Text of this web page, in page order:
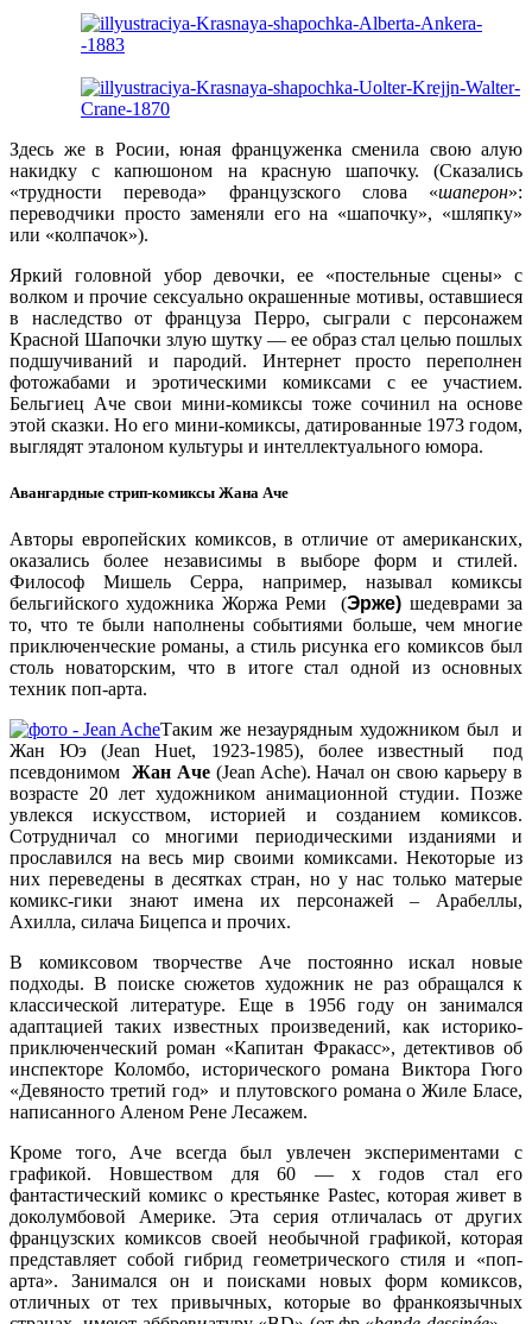
Здесь же в Росии, юная француженка сменила свою алую
накидку с капюшоном на красную шапочку. (Сказались
«трудности перевода» французского слова «шаперон»:
переводчики просто заменяли его на «шапочку», «шляпку»
или «колпачок»).
Яркий головной убор девочки, ее «постельные сцены» с
волком и прочие сексуально окрашенные мотивы, оставшиеся
в наследство от француза Перро, сыграли с персонажем
Красной Шапочки злую шутку — ее образ стал целью пошлых
подшучиваний и пародий. Интернет просто переполнен
фотожабами и эротическими комиксами с ее участием.
Бельгиец Аче свои мини-комиксы тоже сочинил на основе
этой сказки. Но его мини-комиксы, датированные 1973 годом,
выглядят эталоном культуры и интеллектуального юмора.
Авангардные стрип-комиксы Жана Аче
Авторы европейских комиксов, в отличие от американских,
оказались более независимы в выборе форм и стилей.
Философ Мишель Серра, например, называл комиксы
бельгийского художника Жоржа Реми (Эрже) шедеврами за
то, что те были наполнены событиями больше, чем многие
приключенческие романы, а стиль рисунка его комиксов был
столь новаторским, что в итоге стал одной из основных
техник поп-арта.
Таким же незаурядным художником был и
Жан Юэ (Jean Huet, 1923-1985), более известный под
псевдонимом Жан Аче(Jean Ache). Начал он свою карьеру в
возрасте 20 лет художником анимационной студии. Позже
увлекся искусством, историей и созданием комиксов.
Сотрудничал со многими периодическими изданиями и
прославился на весь мир своими комиксами. Некоторые из
них переведены в десятках стран, но у нас только матерые
комикс-гики знают имена их персонажей – Арабеллы,
Ахилла, силача Бицепса и прочих.
В комиксовом творчестве Аче постоянно искал новые
подходы. В поиске сюжетов художник не раз обращался к
классической литературе. Еще в 1956 году он занимался
адаптацией таких известных произведений, как историко-
приключенческий роман «Капитан Фракасс», детективов об
инспекторе Коломбо, исторического романа Виктора Гюго
«Девяносто третий год» и плутовского романа о Жиле Бласе,
написанного Аленом Рене Лесажем.
Кроме того, Аче всегда был увлечен экспериментами с
графикой. Новшеством для 60 — х годов стал его
фантастический комикс о крестьянке Pastec, которая живет в
доколумбовой Америке. Эта серия отличалась от других
французских комиксов своей необычной графикой, которая
представляет собой гибрид геометрического стиля и «поп-
арта». Занимался он и поисками новых форм комиксов,
отличных от тех привычных, которые во франкоязычных